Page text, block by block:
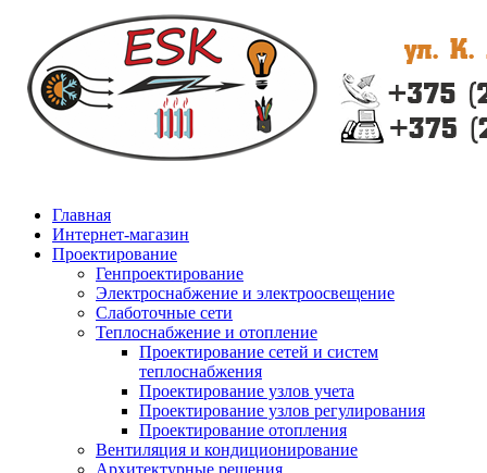
Главная
Интернет-магазин
Проектирование
Генпроектирование
Электроснабжение и электроосвещение
Слаботочные сети
Теплоснабжение и отопление
Проектирование сетей и систем
теплоснабжения
Проектирование узлов учета
Проектирование узлов регулирования
Проектирование отопления
Вентиляция и кондиционирование
Архитектурные решения